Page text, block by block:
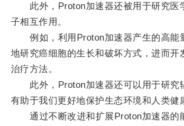
此外，Proton加速器还被用于研究医
子相互作用。
例如，利用Proton加速器产生的高能
地研究癌细胞的生长和破坏方式，进而开
治疗方法。
此外，Proton加速器还可以用于研究
有助于我们更好地保护生态环境和人类健
通过不断改进和扩展Proton加速器的